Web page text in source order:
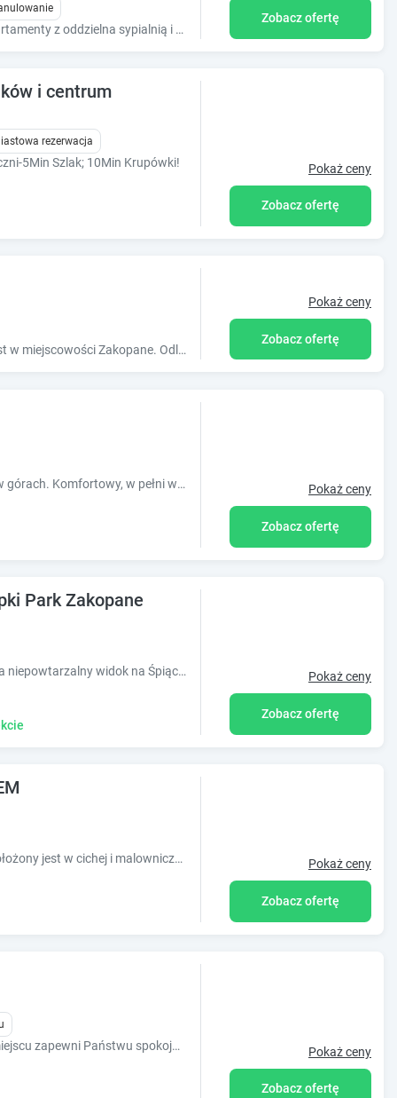
Wygodne apartamenty z oddzielna sypialnią i rozkładaną kanapą w salonie. Dobrze wyposażona kuchnia, łazienka, kominek. Taras albo balkon.
Zobacz ofertę
i centrum
rezerwacja
5Min Szlak; 10Min Krupówki! Pokaż ceny
Zobacz ofertę
Obiekt Apartament na Cyrhli z tarasem położony jest w miejscowości Zakopane. Odległość ważnych miejsc od obiektu: Dworzec PKP Zakopane 6 km
Pokaż ceny
Zobacz ofertę
Domek Gabi - Twój idealny wypoczynek w górach. Komfortowy, w pełni wyposażony domek w urokliwej okolicy. Zapraszamy! Domek z Jacuzzi, Sauną, Banią lub Pokaż ceny
Zobacz ofertę
Park Zakopane
Lokalizacja na zboczu wzgórza zapewnia niepowtarzalny widok na Śpiącego Rycerza, gwarantuje naszym Gościom ciszę i spokój. Pokaż ceny
Zobacz ofertę
Obiekt Apartament POD GIEWONTEM położony jest w cichej i malowniczej okolicy. Znajduje się 10 minut pieszo od Krupówek. Pokaż ceny
Zobacz ofertę
Kameralna atmosfera w historycznym miejscu zapewni Państwu spokojny i atrakcyjny wypoczynek. Pokaż ceny
Zobacz ofertę